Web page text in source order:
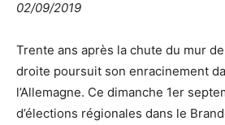
02/09/2019
Trente ans après la chute du mur
droite poursuit son enracinement
l’Allemagne. Ce dimanche 1er
d’élections régionales dans le